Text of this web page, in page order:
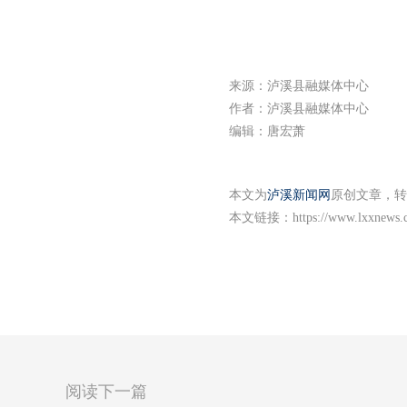
来源：泸溪县融媒体中心
作者：泸溪县融媒体中心
编辑：唐宏萧
本文为泸溪新闻网 原创文章，
本文链接： https://
阅读下一篇